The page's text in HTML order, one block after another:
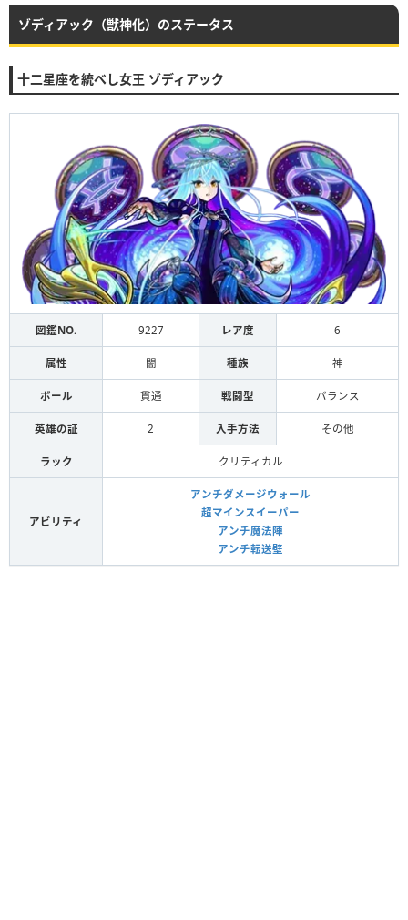
ゾディアック（獣神化）のステータス
十二星座を統べし女王 ゾディアック
図鑑NO. 9227 レア度 6
属性 闇 種族 神
ボール 貫通 戦闘型 バランス
英雄の証 2 入手方法 その他
ラック クリティカル
アビリティ
アンチダメージウォール
超マインスイーパー
アンチ魔法陣
アンチ転送壁